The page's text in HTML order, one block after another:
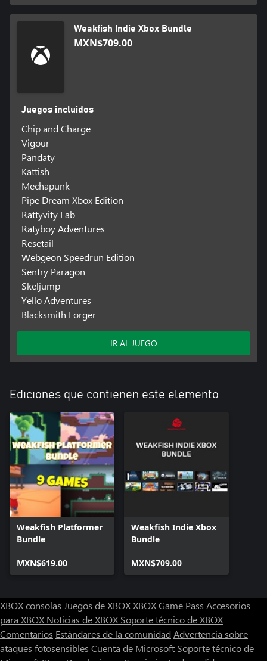
Weakfish Indie Xbox Bundle
MXN$709.00
Juegos incluidos
Chip and Charge
Vigour
Pandaty
Kattish
Mechapunk
Pipe Dream Xbox Edition
Rattyvity Lab
Ratyboy Adventures
Resetail
Webgeon Speedrun Edition
Sentry Paragon
Skeljump
Yello Adventures
Blacksmith Forger
IR AL JUEGO
Ediciones que contienen este elemento
Weakfish Platformer
Bundle
MXN$619.00
Weakfish Indie Xbox
Bundle
MXN$709.00
XBOX consolas Juegos de XBOXXBOX Game Pass Accesorios
para XBOX Noticias de XBOX Soporte técnico de XBOX
Comentarios Estándares de la comunidad Advertencia sobre
ataques fotosensibles Cuenta de Microsoft Soporte técnico de